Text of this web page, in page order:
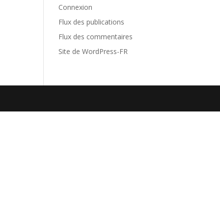
Connexion
Flux des publications
Flux des commentaires
Site de WordPress-FR